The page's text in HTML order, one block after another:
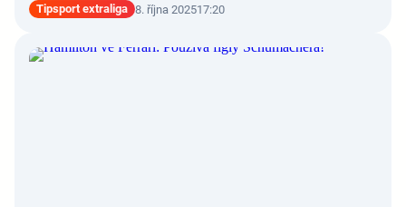
Tipsport extraliga 8. října 202517:20